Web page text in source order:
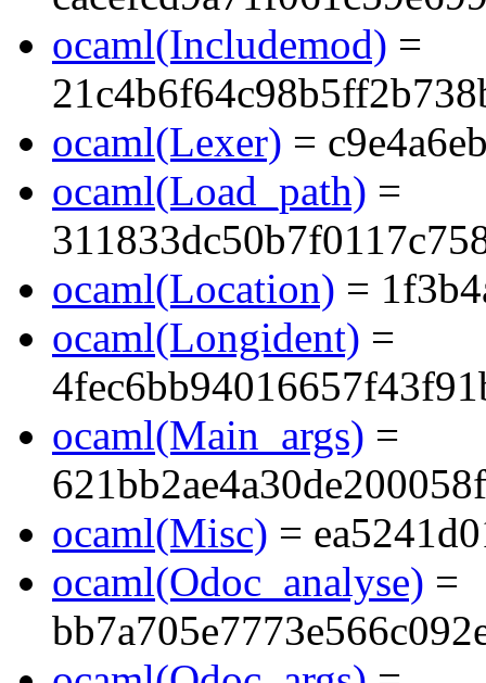
ocaml(Includemod) =
ocaml(Lexer) =
ocaml(Load_path) =
ocaml(Location) =
ocaml(Longident) =
ocaml(Main_args) =
ocaml(Misc) =
ocaml(Odoc_analyse) =